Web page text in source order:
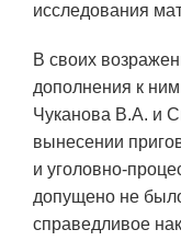
исследования
В своих
дополнения к
Чуканова В.А. и
вынесении
и уголовно-
допущено не
справедливое